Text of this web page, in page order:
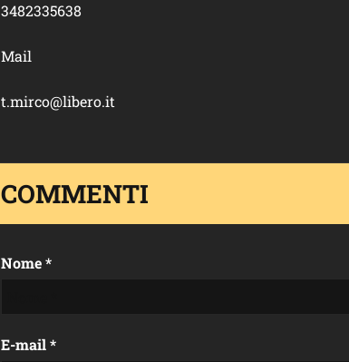
3482335638
Mail
t.mirco@libero.it
COMMENTI
Nome *
E-mail *